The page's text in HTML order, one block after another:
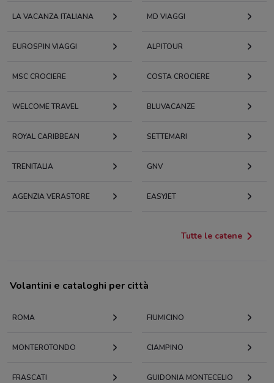
LA VACANZA ITALIANA MD VIAGGI
EUROSPIN VIAGGI ALPITOUR
MSC CROCIERE COSTA CROCIERE
WELCOME TRAVEL BLUVACANZE
ROYAL CARIBBEAN SETTEMARI
TRENITALIA GNV
AGENZIA VERASTORE EASYJET
Tutte le catene
Volantini e cataloghi per città
ROMA FIUMICINO
MONTEROTONDO CIAMPINO
FRASCATI GUIDONIA MONTECELIO